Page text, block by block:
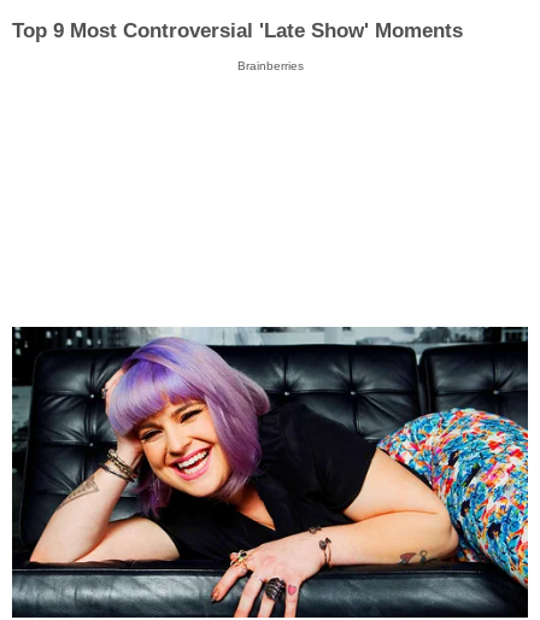
Top 9 Most Controversial 'Late Show' Moments
Brainberries